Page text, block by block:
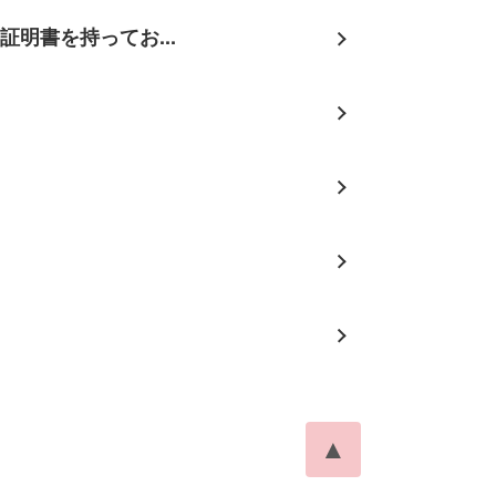
明書を持ってお...